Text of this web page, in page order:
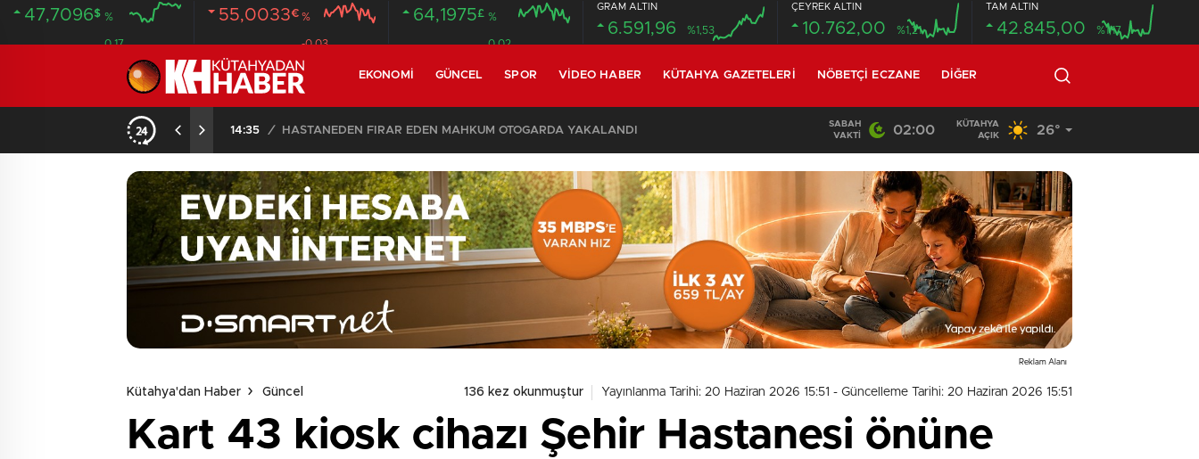
47,7096$ %
0.17
55,0033€ %
-0.03
64,1975£ %
0.02
GRAM ALTIN
6.591,96 %1,53
ÇEYREK ALTIN
10.762,00 %1,21
TAM ALTIN
42.845,00 %1,17
EKONOMI GÜNCEL SPOR VIDEO HABER KÜTAHYA GAZETELERI NÖBETÇI ECZANE DIĞER
14:35 / HASTANEDEN FİRAR EDEN MAHKUM OTOGARDA YAKALANDI 20:58 /
SABAH
VAKTI
02:00
KÜTAHYA
AÇIK
26°
Reklam Alanı
Kütahya'dan Haber Güncel 136 kez okunmuştur Yayınlanma Tarihi: 20 Haziran 2026 15:51 - Güncelleme Tarihi: 20 Haziran 2026 15:51
Kart 43 kiosk cihazı Şehir Hastanesi önüne